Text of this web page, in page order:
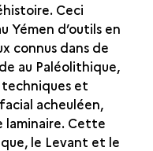
Ceci
Yémen d’outils en
connus dans de
au Paléolithique,
techniques et
acheuléen,
laminaire. Cette
le Levant et le